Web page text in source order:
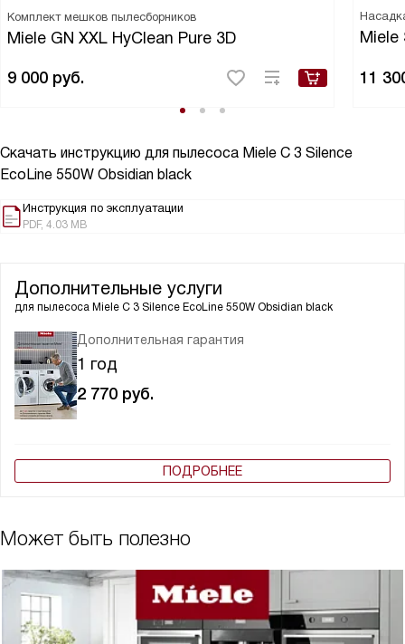
Комплект мешков пылесборников
Miele GN XXL HyClean Pure 3D
9 000 руб.
Miele
11
Скачать инструкцию для пылесоса Miele C 3 Silence
EcoLine 550W Obsidian black
Инструкция по эксплуатации
PDF, 4.03 MB
Дополнительные услуги
для пылесоса Miele C 3 Silence EcoLine 550W Obsidian black
Дополнительная гарантия
1 год
2 770 руб.
ПОДРОБНЕЕ
Может быть полезно